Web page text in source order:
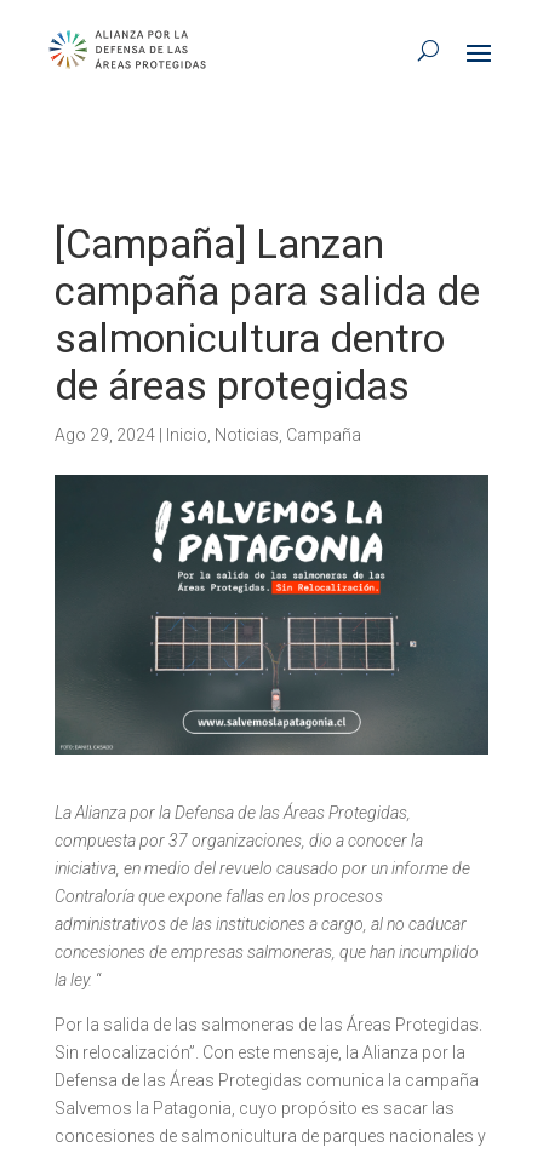
[Campaña] Lanzan
campaña para salida de
salmonicultura dentro
de áreas protegidas
Ago 29, 2024| Inicio Noticias Campaña
La Alianza por la Defensa de las Áreas Protegidas,
compuesta por 37 organizaciones, dio a conocer la
iniciativa, en medio del revuelo causado por un informe de
Contraloría que expone fallas en los procesos
administrativos de las instituciones a cargo, al no caducar
concesiones de empresas salmoneras, que han incumplido
la ley. “
Por la salida de las salmoneras de las Áreas Protegidas.
Sin relocalización”. Con este mensaje, la Alianza por la
Defensa de las Áreas Protegidas comunica la campaña
Salvemos la Patagonia, cuyo propósito es sacar las
concesiones de salmonicultura de parques nacionales y